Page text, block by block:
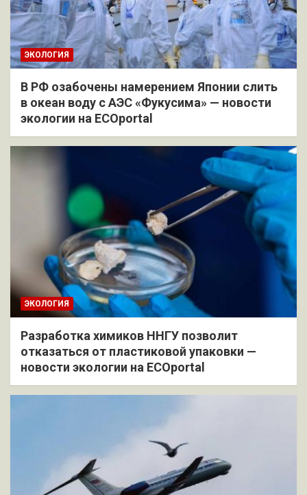
ЭКОЛОГИЯ
В РФ озабочены намерением Японии слить
в океан воду с АЭС «Фукусима» — новости
экологии на ECOportal
ЭКОЛОГИЯ
Разработка химиков ННГУ позволит
отказаться от пластиковой упаковки —
новости экологии на ECOportal